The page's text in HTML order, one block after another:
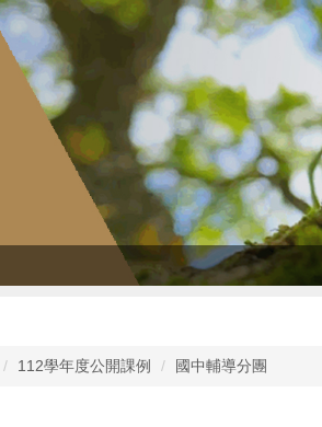
112學年度公開課例 國中輔導分團